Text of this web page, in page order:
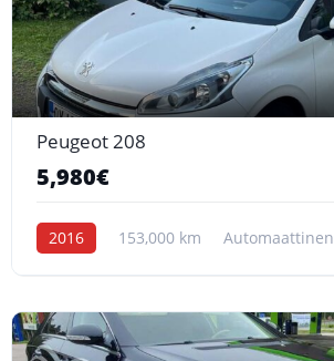
Peugeot 208
5,980€
2016 153,000 km Automaattinen